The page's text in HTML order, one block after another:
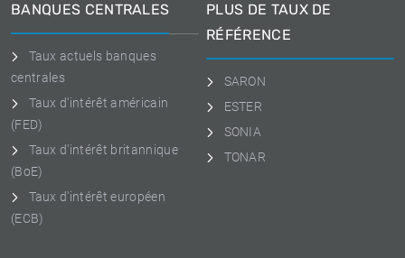
BANQUES CENTRALES
Taux actuels banques
centrales
Taux d'intérêt américain
(FED)
Taux d'intérêt britannique
(BoE)
Taux d'intérêt européen
(ECB)
PLUS DE TAUX DE
RÉFÉRENCE
SARON
ESTER
SONIA
TONAR